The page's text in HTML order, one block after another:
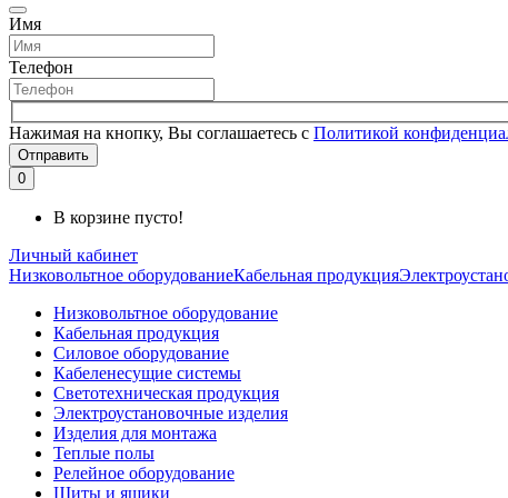
Имя
Телефон
Нажимая на кнопку, Вы соглашаетесь с Политикой
Отправить
0
В корзине пусто!
Личный кабинет
Низковольтное оборудованиеКабельная продукция
Низковольтное оборудование
Кабельная продукция
Силовое оборудование
Кабеленесущие системы
Светотехническая продукция
Электроустановочные изделия
Изделия для монтажа
Теплые полы
Релейное оборудование
Щиты и ящики